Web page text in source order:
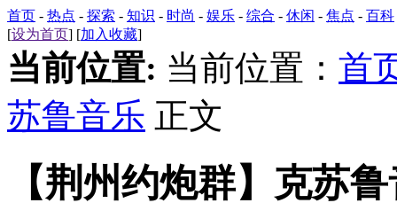
首页 - 热点 - 探索 - 知识 - 时尚 - 娱乐 - 综合 - 休闲 - 焦点 - 百科
[设为首页] [加入收藏]
当前位置: 当前位置： 首
苏鲁音乐 正文
【荆州约炮群】克苏